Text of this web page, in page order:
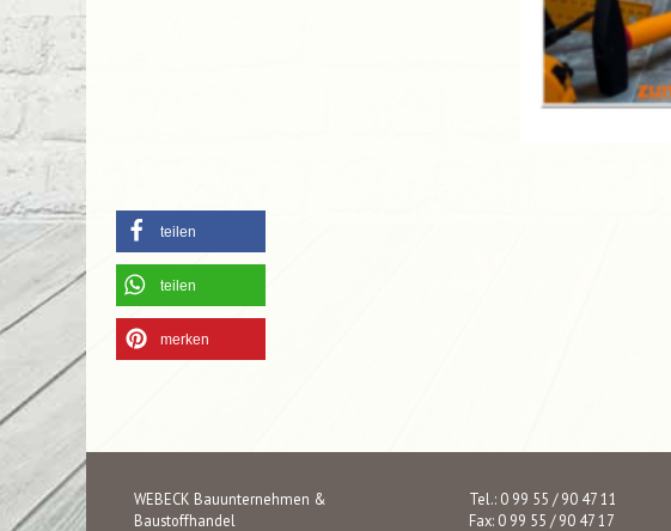
teilen
teilen
merken
WEBECK Bauunternehmen &
Baustoffhandel
Tel.: 0 99 55 / 90 47 11
Fax: 0 99 55 / 90 47 17